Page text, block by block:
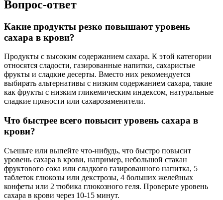
Вопрос-ответ
Какие продукты резко повышают уровень
сахара в крови?
Продукты с высоким содержанием сахара. К этой категории
относятся сладости, газированные напитки, сахаристые
фрукты и сладкие десерты. Вместо них рекомендуется
выбирать альтернативы с низким содержанием сахара, такие
как фрукты с низким гликемическим индексом, натуральные
сладкие пряности или сахарозаменители.
Что быстрее всего повысит уровень сахара в
крови?
Съешьте или выпейте что-нибудь, что быстро повысит
уровень сахара в крови, например, небольшой стакан
фруктового сока или сладкого газированного напитка, 5
таблеток глюкозы или декстрозы, 4 больших желейных
конфеты или 2 тюбика глюкозного геля. Проверьте уровень
сахара в крови через 10-15 минут.